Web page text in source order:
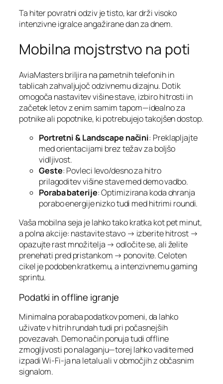
Ta hiter povratni odziv je tisto, kar drži visoko
intenzivne igralce angažirane dan za dnem.
Mobilna mojstrstvo na poti
AviaMasters briljira na pametnih telefonih in
tablicah zahvaljujoč odzivnemu dizajnu. Dotik
omogoča nastavitev višine stave, izbiro hitrosti in
začetek letov z enim samim tapom—idealno za
potnike ali popotnike, ki potrebujejo takojšen dostop.
Portretni & Landscape načini: Preklapljajte
med orientacijami brez težav za boljšo
vidljivost.
Geste: Povleci levo/desno za hitro
prilagoditev višine stave med demo vadbo.
Poraba baterije: Optimizirana koda ohranja
porabo energije nizko tudi med hitrimi roundi.
Vaša mobilna seja je lahko tako kratka kot pet minut,
a polna akcije: nastavite stavo → izberite hitrost →
opazujte rast množitelja → odločite se, ali želite
prenehati pred pristankom → ponovite. Celoten
cikel je podoben kratkemu, a intenzivnemu gaming
sprintu.
Podatki in offline igranje
Minimalna poraba podatkov pomeni, da lahko
uživate v hitrih rundah tudi pri počasnejših
povezavah. Demo način ponuja tudi offline
zmogljivosti po nalaganju—torej lahko vadite med
izpadi Wi‑Fi-ja na letalu ali v območjih z občasnim
signalom.